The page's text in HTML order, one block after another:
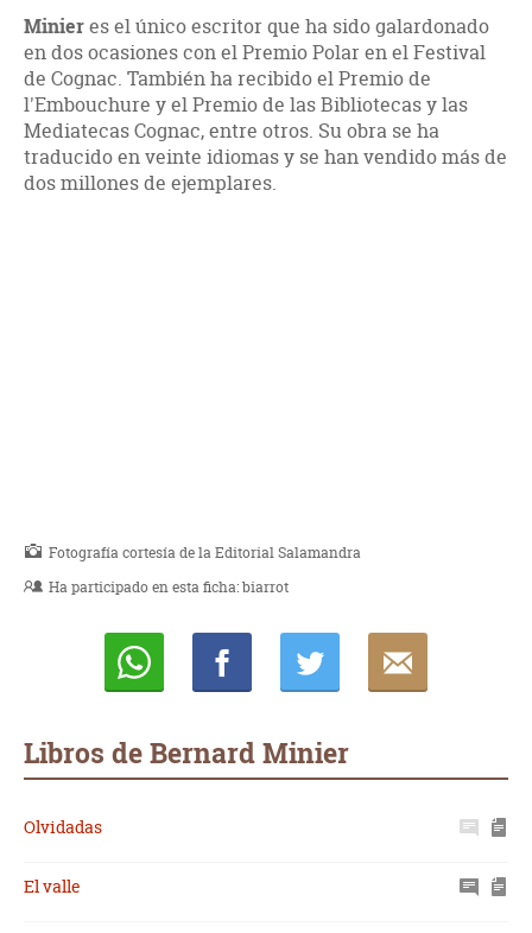
Minieres el único escritor que ha sido galardonado
en dos ocasiones con el Premio Polar en el Festival
de Cognac. También ha recibido el Premio de
l'Embouchure y el Premio de las Bibliotecas y las
Mediatecas Cognac, entre otros. Su obra se ha
traducido en veinte idiomas y se han vendido más de
dos millones de ejemplares.
Fotografía cortesía de la Editorial Salamandra
Ha participado en esta ficha:biarrot
Libros de Bernard Minier
Olvidadas
El valle